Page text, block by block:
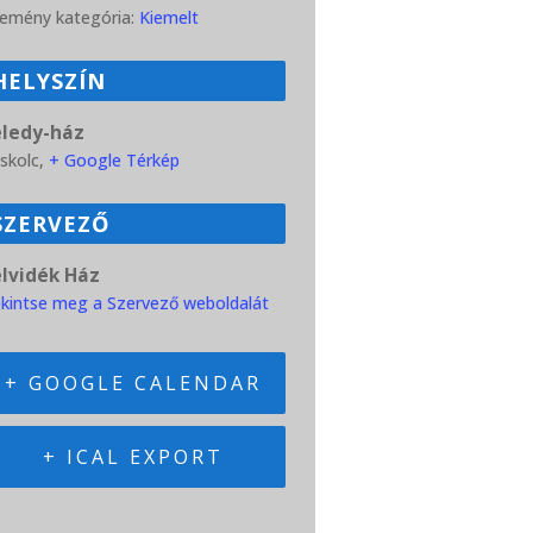
kategória: Kiemelt
ház
, + Google Térkép
Ház
meg a Szervező weboldalát
+ GOOGLE CALENDAR
+ ICAL EXPORT